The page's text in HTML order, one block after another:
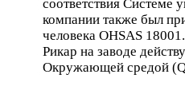
соответствия
компании также был
человека OHSAS
Рикар на заводе
Окружающей средой